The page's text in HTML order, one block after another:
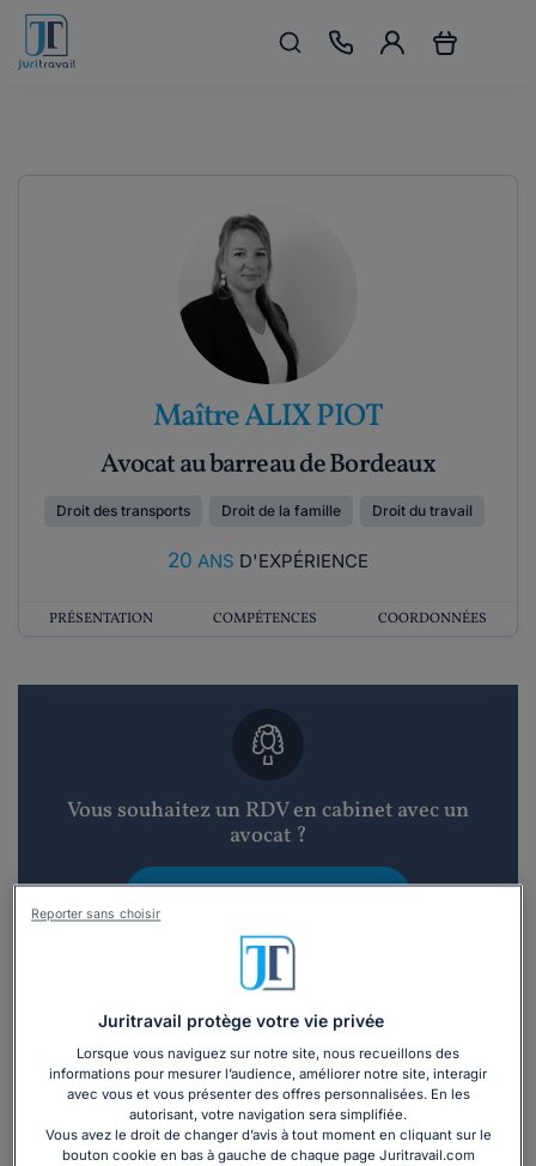
Maître ALIX PIOT
Avocat au barreau de Bordeaux
Droit des transports Droit de la famille Droit du travail
20 ANS D'EXPÉRIENCE
PRÉSENTATION COMPÉTENCES COORDONNÉES
Vous souhaitez un RDV en cabinet avec un
avocat ?
Recevoir des devis d'avocats
3 devis en 48h
Vous souhaitez une consultation par
téléphone ?
Juritravail protège votre vie privée
Lorsque vous naviguez sur notre site, nous recueillons des
informations pour mesurer l’audience, améliorer notre site, interagir
avec vous et vous présenter des offres personnalisées. En les
autorisant, votre navigation sera simplifiée.
Vous avez le droit de changer d’avis à tout moment en cliquant sur le
bouton cookie en bas à gauche de chaque page Juritravail.com
Reporter sans choisir